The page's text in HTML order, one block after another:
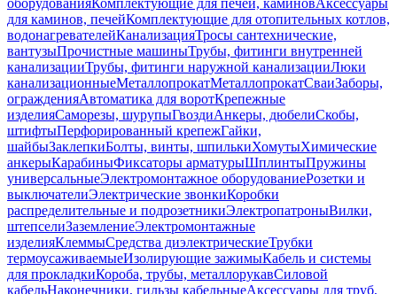
оборудованияКомплектующие для печей, каминовАксессуары
для каминов, печейКомплектующие для отопительных котлов,
водонагревателейКанализацияТросы сантехнические,
вантузыПрочистные машиныТрубы, фитинги внутренней
канализацииТрубы, фитинги наружной канализацииЛюки
канализационныеМеталлопрокатМеталлопрокатСваиЗаборы,
огражденияАвтоматика для воротКрепежные
изделияСаморезы, шурупыГвоздиАнкеры, дюбелиСкобы,
штифтыПерфорированный крепежГайки,
шайбыЗаклепкиБолты, винты, шпилькиХомутыХимические
анкерыКарабиныФиксаторы арматурыШплинтыПружины
универсальныеЭлектромонтажное оборудованиеРозетки и
выключателиЭлектрические звонкиКоробки
распределительные и подрозетникиЭлектропатроныВилки,
штепселиЗаземлениеЭлектромонтажные
изделияКлеммыСредства диэлектрическиеТрубки
термоусаживаемыеИзолирующие зажимыКабель и системы
для прокладкиКороба, трубы, металлорукавСиловой
кабельНаконечники, гильзы кабельныеАксессуары для труб,